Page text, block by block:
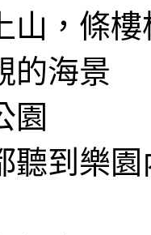
山，條
的海景
園
聽到樂